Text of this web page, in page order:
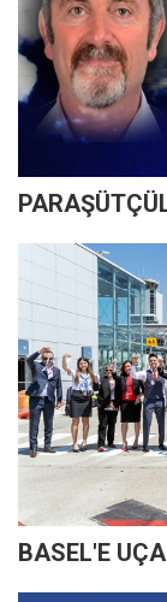
BASEL'E